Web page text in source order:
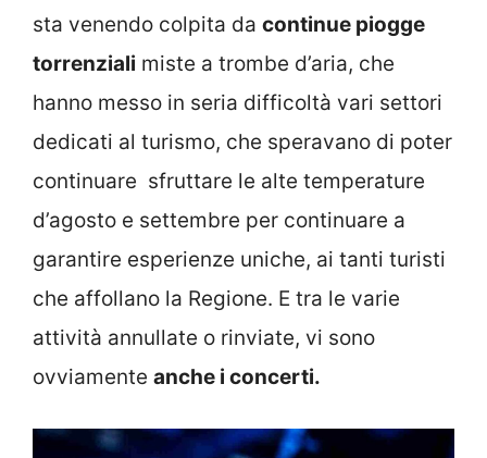
sta venendo colpita da continue piogge
torrenziali miste a trombe d’aria, che
hanno messo in seria difficoltà vari settori
dedicati al turismo, che speravano di poter
continuare sfruttare le alte temperature
d’agosto e settembre per continuare a
garantire esperienze uniche, ai tanti turisti
che affollano la Regione. E tra le varie
attività annullate o rinviate, vi sono
ovviamente anche i concerti.